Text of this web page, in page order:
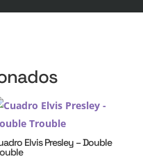
Elvis Presley – Double